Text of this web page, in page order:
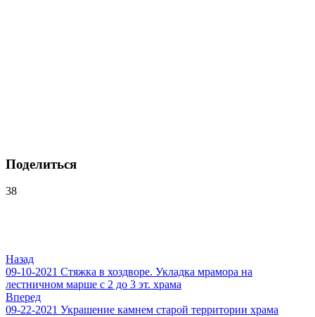
Поделиться
38
Назад
09-10-2021 Стяжка в хоздворe. Укладка мрамора на
лестничном марше с 2 до 3 эт. храма
Вперед
09-22-2021 Украшение камнем старой территории храма